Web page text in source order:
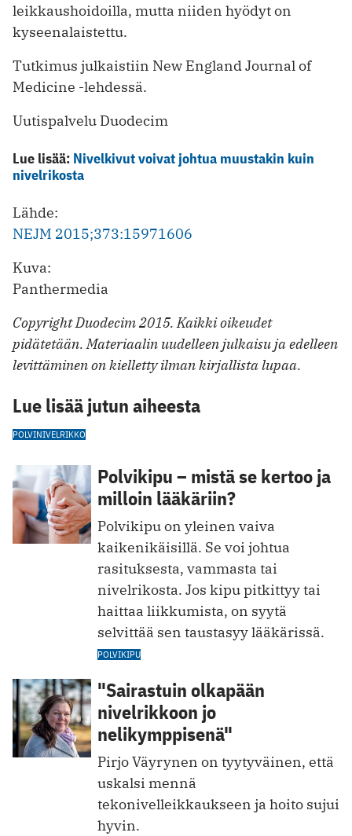
leikkaushoidoilla, mutta niiden hyödyt on
kyseenalaistettu.
Tutkimus julkaistiin New England Journal of
Medicine -lehdessä.
Uutispalvelu Duodecim
Lue lisää: Nivelkivut voivat johtua muustakin kuin
nivelrikosta
Lähde:
NEJM 2015;373:15971606
Kuva:
Panthermedia
Copyright Duodecim 2015. Kaikki oikeudet
pidätetään. Materiaalin uudelleen julkaisu ja edelleen
levittäminen on kielletty ilman kirjallista lupaa.
Lue lisää jutun aiheesta
POLVINIVELRIKKO
Polvikipu – mistä se kertoo ja
milloin lääkäriin?
Polvikipu on yleinen vaiva
kaikenikäisillä. Se voi johtua
rasituksesta, vammasta tai
nivelrikosta. Jos kipu pitkittyy tai
haittaa liikkumista, on syytä
selvittää sen taustasyy lääkärissä.
POLVIKIPU
"Sairastuin olkapään
nivelrikkoon jo
nelikymppisenä"
Pirjo Väyrynen on tyytyväinen, että
uskalsi mennä
tekonivelleikkaukseen ja hoito sujui
hyvin.